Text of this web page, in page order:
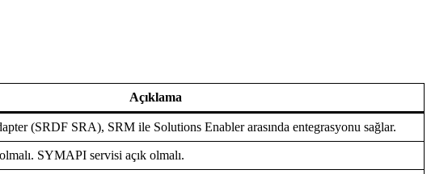
Açıklama
(SRDF SRA), SRM ile Solutions Enabler arasında entegrasyonu sağlar.
SYMAPI servisi açık olmalı.